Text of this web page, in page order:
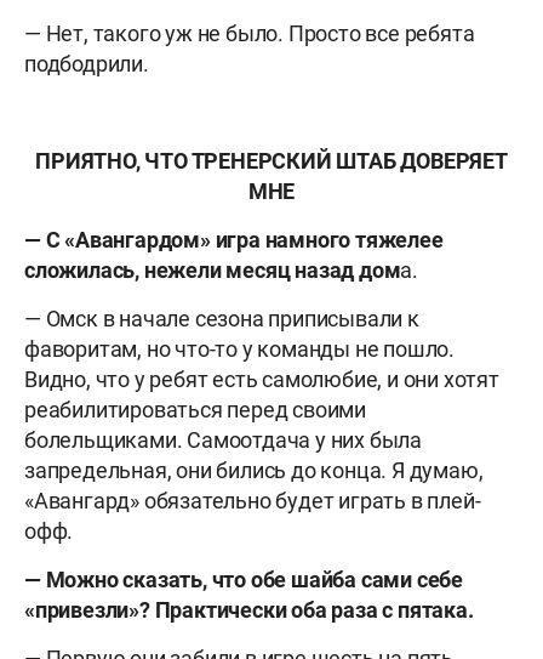
— Нет, такого уж не было. Просто все ребята
подбодрили.
ПРИЯТНО, ЧТО ТРЕНЕРСКИЙ ШТАБ ДОВЕРЯЕТ
МНЕ
— С «Авангардом» игра намного тяжелее
сложилась, нежели месяц назад дома.
— Омск в начале сезона приписывали к
фаворитам, но что-то у команды не пошло.
Видно, что у ребят есть самолюбие, и они хотят
реабилитироваться перед своими
болельщиками. Самоотдача у них была
запредельная, они бились до конца. Я думаю,
«Авангард» обязательно будет играть в плей-
офф.
— Можно сказать, что обе шайба сами себе
«привезли»? Практически оба раза с пятака.